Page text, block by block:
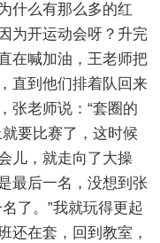
什么有那么多的红
为开运动会呀？升完
在喊加油，王老师把
直到他们排着队回来
张老师说：“套圈的
要比赛了，这时候
儿，就走向了大操
最后一名，没想到张
了。”我就玩得更起
还在套，回到教室，